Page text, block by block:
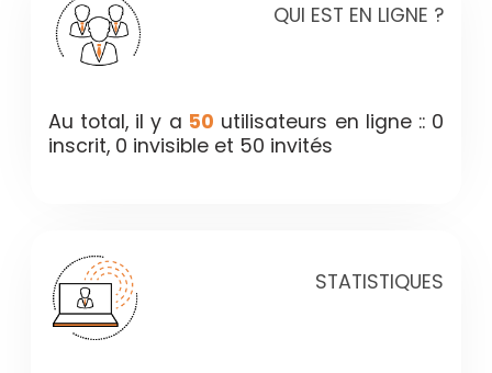
QUI EST EN LIGNE ?
Au total, il y a 50 utilisateurs en ligne :: 0
inscrit, 0 invisible et 50 invités
STATISTIQUES